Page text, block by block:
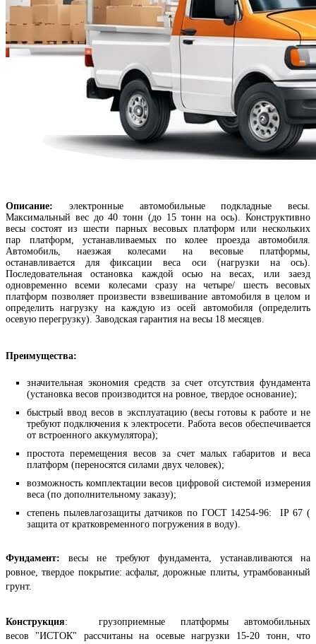
Описание: электронные автомобильные подкладные весы.
Максимальный вес до 40 тонн (до 15 тонн на ось). Конструктивно
весы состоят из шести парных весовых платформ или нескольких
пар платформ, устанавливаемых по колее проезда автомобиля.
Автомобиль, наезжая колесами на весовые платформы,
останавливается для фиксации веса оси (нагрузки на ось).
Последовательная остановка каждой осью на весах, или заезд
одновременно всеми колесами сразу на четыре/ шесть весовых
платформ позволяет произвести взвешивание автомобиля в целом и
определить нагрузку на каждую из осей автомобиля (определить
осевую перегрузку). Заводская гарантия на весы 18 месяцев.
Преимущества:
значительная экономия средств за счет отсутствия фундамента
(установка весов производится на ровное, твердое основание);
быстрый ввод весов в эксплуатацию (весы готовы к работе и не
требуют подключения к электросети. Работа весов обеспечивается
от встроенного аккумулятора);
простота перемещения весов за счет малых габаритов и веса
платформ (переносятся силами двух человек);
возможность комплектации весов цифровой системой измерения
веса (по дополнительному заказу);
степень пылевлагозащиты датчиков по ГОСТ 14254-96: IP 67 (
защита от кратковременного погружения в воду).
Фундамент: весы не требуют фундамента, устанавливаются на
ровное, твердое покрытие: асфальт, дорожные плиты, утрамбованный
грунт.
Конструкция: грузоприемные платформы автомобильных
весов "ИСТОК" рассчитаны на осевые нагрузки 15-20 тонн, что